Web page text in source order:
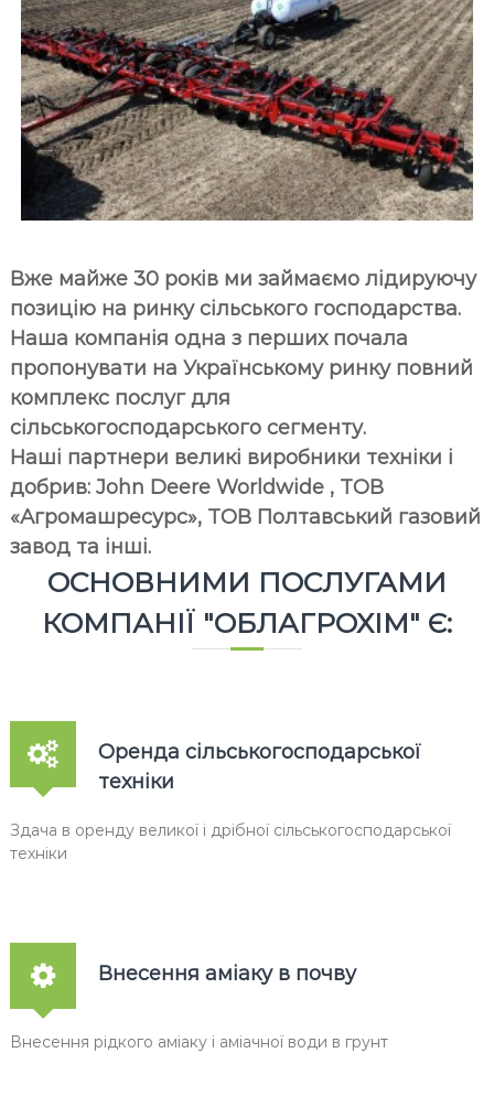
Вже майже 30 років ми займаємо лідируючу
позицію на ринку сільського господарства.
Наша компанія одна з перших почала
пропонувати на Українському ринку повний
комплекс послуг для
сільськогосподарського сегменту.
Наші партнери великі виробники техніки і
добрив: John Deere Worldwide , ТОВ
«Агромашресурс», ТОВ Полтавський газовий
завод та інші.
ОСНОВНИМИ ПОСЛУГАМИ
КОМПАНІЇ "ОБЛАГРОХІМ" Є:
Оренда сільськогосподарської
техніки
Здача в оренду великої і дрібної сільськогосподарської
техніки
Внесення аміаку в почву
Внесення рідкого аміаку і аміачної води в грунт